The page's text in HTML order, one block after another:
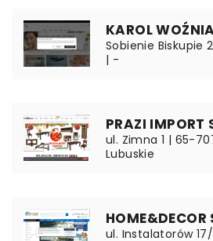
KAROL
Sobienie Biskupie
| -
PRAZI IMPORT
ul. Zimna 1 | 65-
Lubuskie
ul. Instalatorów